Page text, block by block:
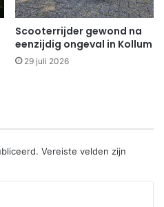
Scooterrijder gewond na
eenzijdig ongeval in Kollum
29 juli 2026
Vereiste velden zijn